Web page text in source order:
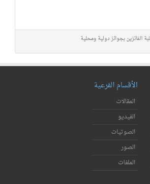
الفائزين بجوائز دولية ومحلية
الأقسام الفرعية
المقالات
الفيديو
الصوتيات
الصور
الملفات